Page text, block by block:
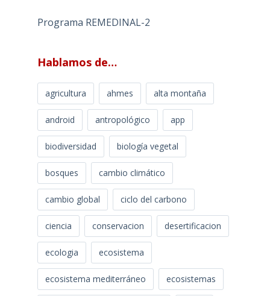
Programa REMEDINAL-2
Hablamos de…
agricultura ahmes alta montaña
android antropológico app
biodiversidad biología vegetal
bosques cambio climático
cambio global ciclo del carbono
ciencia conservacion desertificacion
ecologia ecosistema
ecosistema mediterráneo ecosistemas